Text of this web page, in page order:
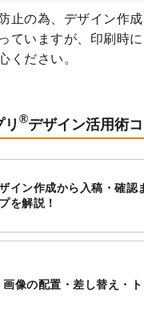
リアファイルのデザイン
追加しました。
ワーポイント版テンプレ
追加しました。
月始まりのカレンダーデ
スタンプカードのデザイン
追加しました。
のお知らせ
トを公開いたしました。
止の為、デザイン作
ていますが、印刷時
ください。
リ ®デザイン活用術
イン作成から入稿・確認
を解説！
画像の配置・差し替え・